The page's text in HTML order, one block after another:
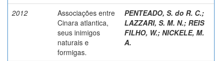
2012
Associações entre
Cinara atlantica,
seus inimigos
naturais e
formigas.
PENTEADO, S. do R. C.;
LAZZARI, S. M. N.; REIS
FILHO, W.; NICKELE, M.
A.